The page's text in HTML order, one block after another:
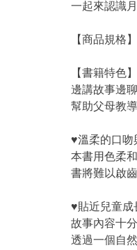
一起來認識
【商品規格
【書籍特色】
邊講故事邊聊
幫助父母教
♥溫柔的口吻
本書用色柔
書將難以啟
♥貼近兒童成
故事內容十
透過一個自